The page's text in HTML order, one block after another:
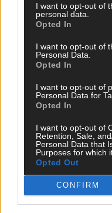
I want to opt-out of
personal data.
Opted In
I want to opt-out of
Personal Data.
Opted In
I want to opt-out of
Personal Data for
Opted In
I want to opt-out of
Retention, Sale,
Personal Data that
Purposes for which
Opted Out
CONFIRM
EUROVISION
Comeback: Die
Mai 2026
ANZEIGE